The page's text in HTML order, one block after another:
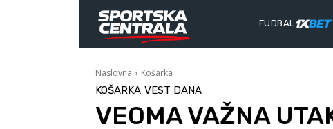
FUDBAL
Naslovna Košarka
KOŠARKA VEST DANA
VEOMA VAŽNA